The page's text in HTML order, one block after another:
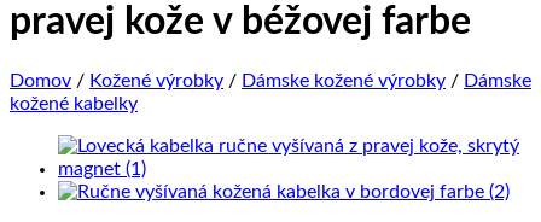
pravej kože v béžovej farbe
Domov / Kožené výrobky / Dámske kožené výrobky / Dámske
kožené kabelky